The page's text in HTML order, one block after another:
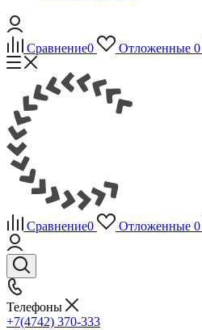
Сравнение0 Отложенные 0
Сравнение0 Отложенные 0
Телефоны
+7(4742) 370-333